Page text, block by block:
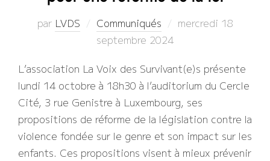
par LVDS Communiqués
Publié
mercredi 18
septembre 2024
L’association La Voix des Survivant(e)s présente
lundi 14 octobre à 18h30 à l’auditorium du Cercle
Cité, 3 rue Genistre à Luxembourg, ses
propositions de réforme de la législation contre la
violence fondée sur le genre et son impact sur les
enfants. Ces propositions visent à mieux prévenir